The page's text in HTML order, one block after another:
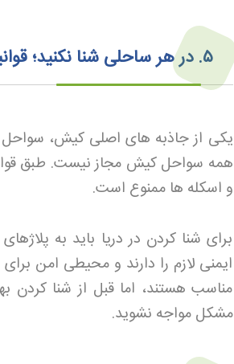
۵.در هر ساحلی شنا نکنید؛
یکی از جاذبه های اصلی کیش، سواحل
همه سواحل کیش مجاز نیست. طبق
و اسکله ها ممنوع است.
برای شنا کردن در دریا باید به
ایمنی لازم را دارند و محیطی امن
مناسب هستند، اما قبل از شنا کردن
مشکل مواجه نشوید.